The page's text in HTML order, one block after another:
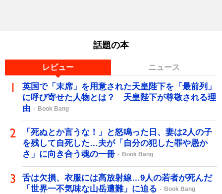
話題の本
レビュー ニュース
英国で「末席」を用意された天皇陛下を「最前列」
に呼び寄せた人物とは？ 天皇陛下が尊敬される理
由
Book Bang
「死ぬとか言うな！」と怒鳴った日、妻は2人の子
を残して自死した…夫が「自分の犯した罪や愚か
さ」に向き合う魂の一冊
Book Bang
舌は欠損、衣服には高放射線…9人の若者が死んだ
「世界一不気味な山岳遭難」に迫る
Book Bang